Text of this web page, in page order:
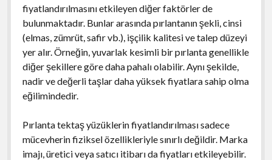
fiyatlandırılmasını etkileyen diğer faktörler de
bulunmaktadır. Bunlar arasında pırlantanın şekli, cinsi
(elmas, zümrüt, safir vb.), işçilik kalitesi ve talep düzeyi
yer alır. Örneğin, yuvarlak kesimli bir pırlanta genellikle
diğer şekillere göre daha pahalı olabilir. Aynı şekilde,
nadir ve değerli taşlar daha yüksek fiyatlara sahip olma
eğilimindedir.
Pırlanta tektaş yüzüklerin fiyatlandırılması sadece
mücevherin fiziksel özellikleriyle sınırlı değildir. Marka
imajı, üretici veya satıcı itibarı da fiyatları etkileyebilir.